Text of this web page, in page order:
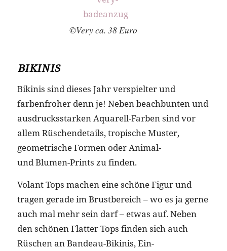
©Very ca. 38 Euro
BIKINIS
Bikinis sind dieses Jahr verspielter und
farbenfroher denn je! Neben beachbunten und
ausdrucksstarken Aquarell-Farben sind vor
allem Rüschendetails, tropische Muster,
geometrische Formen oder Animal-
und Blumen-Prints zu finden.
Volant Tops machen eine schöne Figur und
tragen gerade im Brustbereich – wo es ja gerne
auch mal mehr sein darf – etwas auf. Neben
den schönen Flatter Tops finden sich auch
Rüschen an Bandeau-Bikinis, Ein-